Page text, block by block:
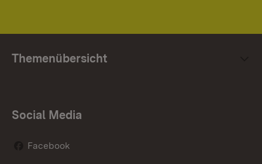
Themenübersicht
Social Media
Facebook